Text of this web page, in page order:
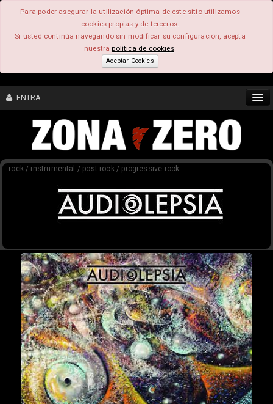
Para poder asegurar la utilización óptima de este sitio utilizamos
cookies propias y de terceros.
Si usted continúa navegando sin modificar su configuración, acepta
nuestrapolítica de cookies.
Aceptar Cookies
ENTRA
CONTENIDO
FEEEDBACK
rock / instrumental / post-rock / progressive rock